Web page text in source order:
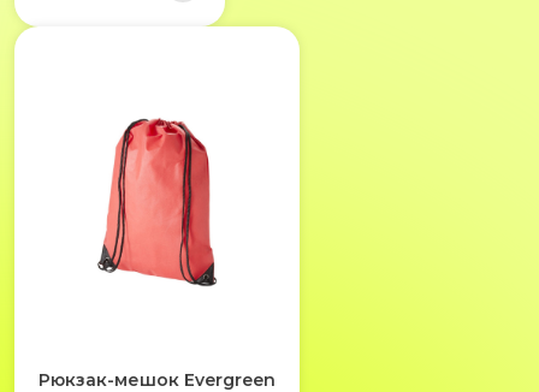
Рюкзак-мешок Evergreen